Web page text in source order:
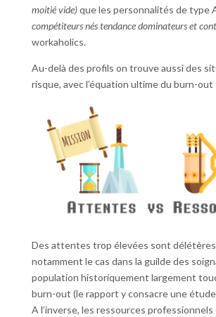
moitié vide)que les personnalités de type
compétiteurs nés tendance dominateurs et
workaholics.
Au-delà des profils on trouve aussi des
risque, avec l’équation ultime du burn-out
Des attentes trop élevées sont
notamment le cas dans la guilde des
population historiquement largement
burn-out (le rapport y consacre une
A l’inverse, les ressources professionnels